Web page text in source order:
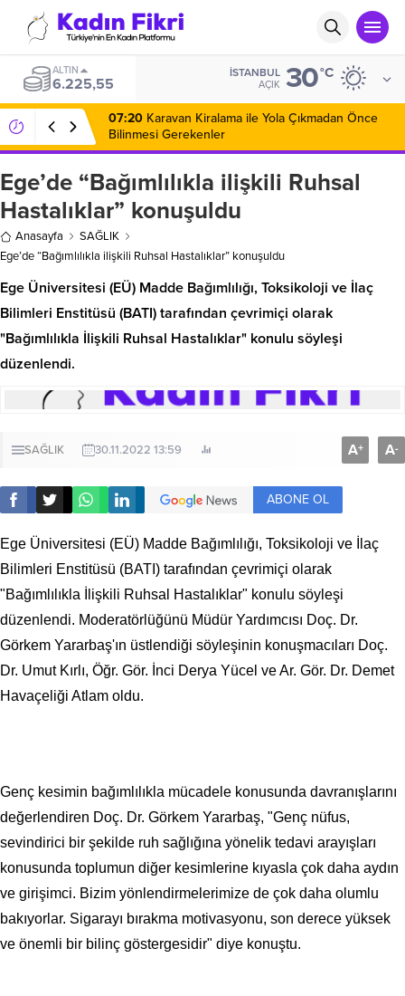
ALTIN
6.225,55
İSTANBUL
AÇIK 30°C
07:20 Karavan Kiralama ile Yola Çıkmadan Önce
Bilinmesi Gerekenler
Ege’de “Bağımlılıkla ilişkili Ruhsal
Hastalıklar” konuşuldu
Anasayfa
SAĞLIK
Ege’de “Bağımlılıkla ilişkili Ruhsal Hastalıklar” konuşuldu
Ege Üniversitesi (EÜ) Madde Bağımlılığı, Toksikoloji ve İlaç
Bilimleri Enstitüsü (BATI) tarafından çevrimiçi olarak
"Bağımlılıkla İlişkili Ruhsal Hastalıklar" konulu söyleşi
düzenlendi.
SAĞLIK 30.11.2022 13:59 A+ A-
ABONE OL
Ege Üniversitesi (EÜ) Madde Bağımlılığı, Toksikoloji ve İlaç
Bilimleri Enstitüsü (BATI) tarafından çevrimiçi olarak
"Bağımlılıkla İlişkili Ruhsal Hastalıklar" konulu söyleşi
düzenlendi. Moderatörlüğünü Müdür Yardımcısı Doç. Dr.
Görkem Yararbaş'ın üstlendiği söyleşinin konuşmacıları Doç.
Dr. Umut Kırlı, Öğr. Gör. İnci Derya Yücel ve Ar. Gör. Dr. Demet
Havaçeliği Atlam oldu.
Genç kesimin bağımlılıkla mücadele konusunda davranışlarını
değerlendiren Doç. Dr. Görkem Yararbaş, "Genç nüfus,
sevindirici bir şekilde ruh sağlığına yönelik tedavi arayışları
konusunda toplumun diğer kesimlerine kıyasla çok daha aydın
ve girişimci. Bizim yönlendirmelerimize de çok daha olumlu
bakıyorlar. Sigarayı bırakma motivasyonu, son derece yüksek
ve önemli bir bilinç göstergesidir" diye konuştu.